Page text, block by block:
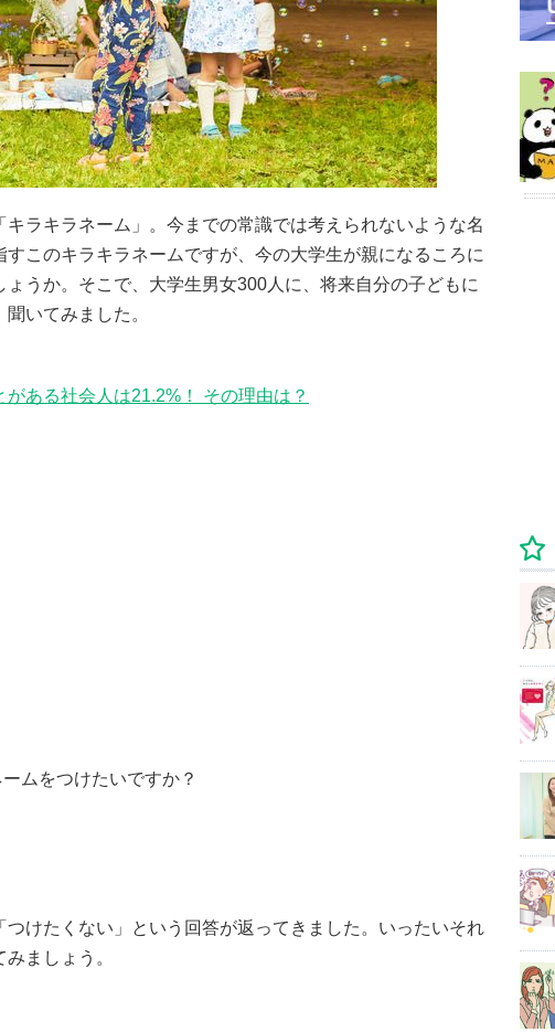
ラキラネーム」。今までの常識では考えられないような名
このキラキラネームですが、今の大学生が親になるころに
うか。そこで、大学生男女300人に、将来自分の子どもに
いてみました。
ある社会人は21.2%！ その理由は？
ムをつけたいですか？
けたくない」という回答が返ってきました。いったいそれ
ましょう。